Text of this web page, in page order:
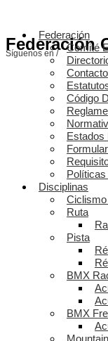
Federación
Síguenos en /
Federación
Comité
Contacto
Código
Estados
Disciplinas
Ruta
Pista
BMX
BMX